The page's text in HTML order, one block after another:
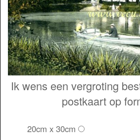
Ik wens een vergroting
postkaart op
20cm x 30cm